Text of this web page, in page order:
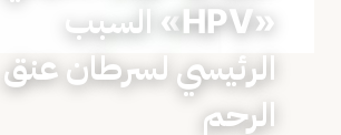
«HPV» السبب
الرئيسي لسرطان عنق
الرحم